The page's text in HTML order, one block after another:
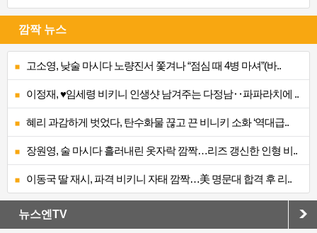
깜짝 뉴스
고소영, 낮술 마시다 노량진서 쫓겨나 “점심 때 4병 마셔”(바..
이정재, ♥임세령 비키니 인생샷 남겨주는 다정남‥파파라치에 ..
혜리 과감하게 벗었다, 탄수화물 끊고 끈 비니키 소화 ‘역대급..
장원영, 술 마시다 흘러내린 옷자락 깜짝…리즈 갱신한 인형 비..
이동국 딸 재시, 파격 비키니 자태 깜짝…美 명문대 합격 후 리..
뉴스엔TV